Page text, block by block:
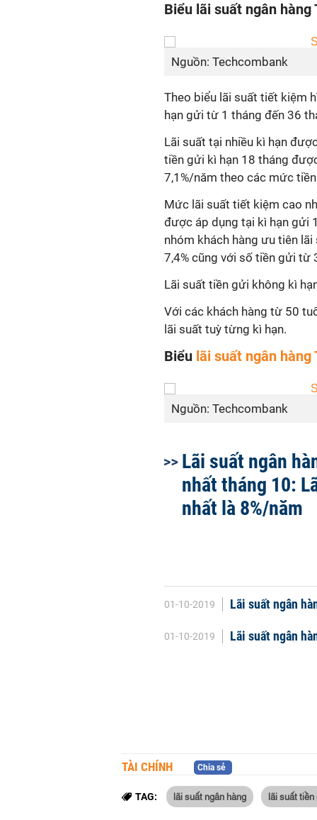
Biểu lãi suất ngân
Nguồn: Techcombank
Theo biểu lãi suất tiết kiệm
hạn gửi từ 1 tháng đến 36
Lãi suất tại nhiều kì hạn
tiền gửi kì hạn 18 tháng
7,1%/năm theo các mức
Mức lãi suất tiết kiệm cao
được áp dụng tại kì hạn gửi
nhóm khách hàng ưu tiên
7,4% cũng với số tiền gửi từ
Lãi suất tiền gửi không kì
Với các khách hàng từ 50
lãi suất tuỳ từng kì hạn.
Biểu lãi suất ngân hàng
Nguồn: Techcombank
Lãi suất ngân
nhất tháng 10:
nhất là 8%/năm
01-10-2019 Lãi suất ngân
01-10-2019 Lãi suất ngân
TÀI CHÍNH Chia sẻ
TAG: lãi suất ngân hàng lãi suất